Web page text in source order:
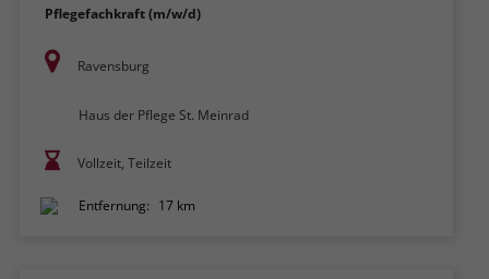
Pflegefachkraft (m/w/d)
Ravensburg
Haus der Pflege St. Meinrad
Vollzeit, Teilzeit
Entfernung: 17 km